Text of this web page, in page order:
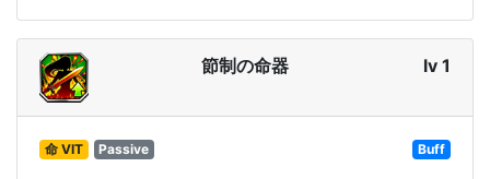
節制の命器 lv 1
命 VIT Passive Buff